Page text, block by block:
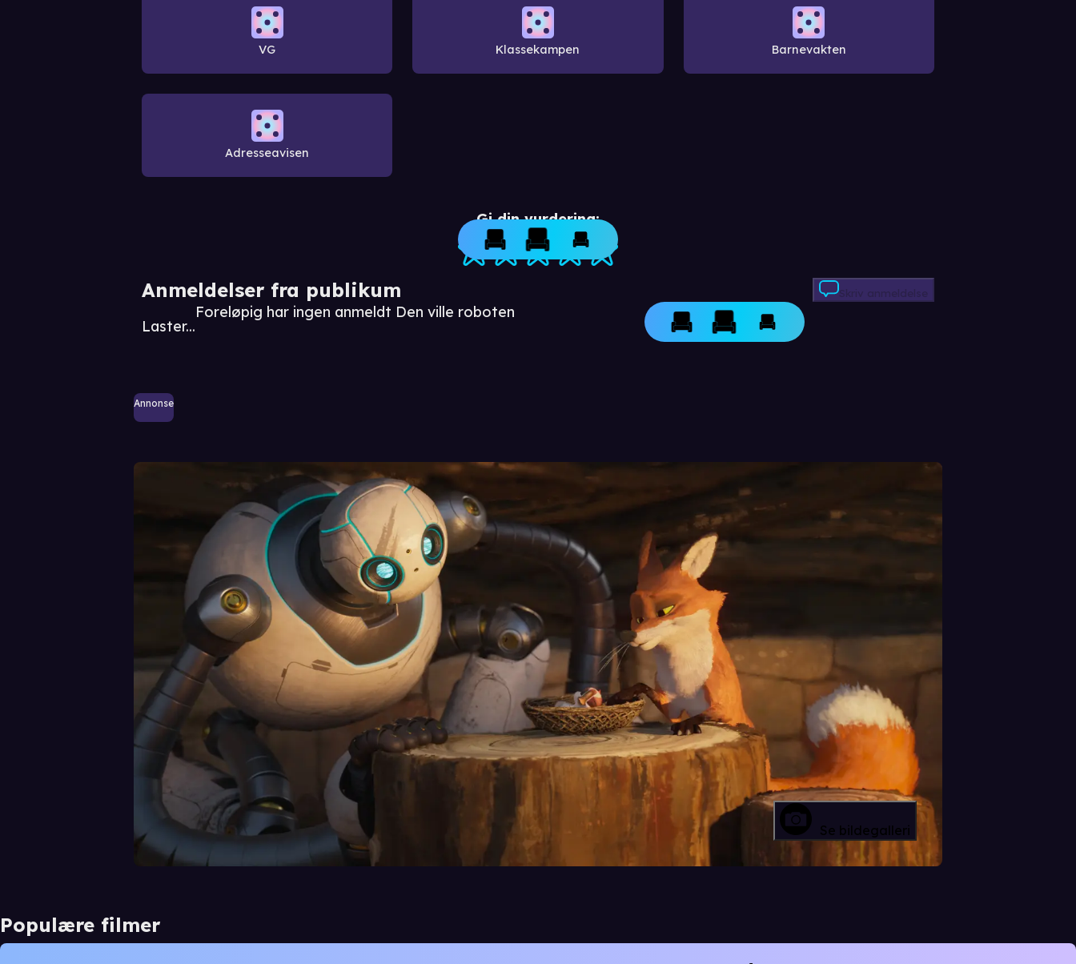
VG Klassekampen Barnevakten
Adresseavisen
Gi din vurdering:
Anmeldelser fra publikum
Laster...
Foreløpig har ingen anmeldt Den ville roboten
Skriv anmeldelse
Annonse
Se bildegalleri
Populære filmer